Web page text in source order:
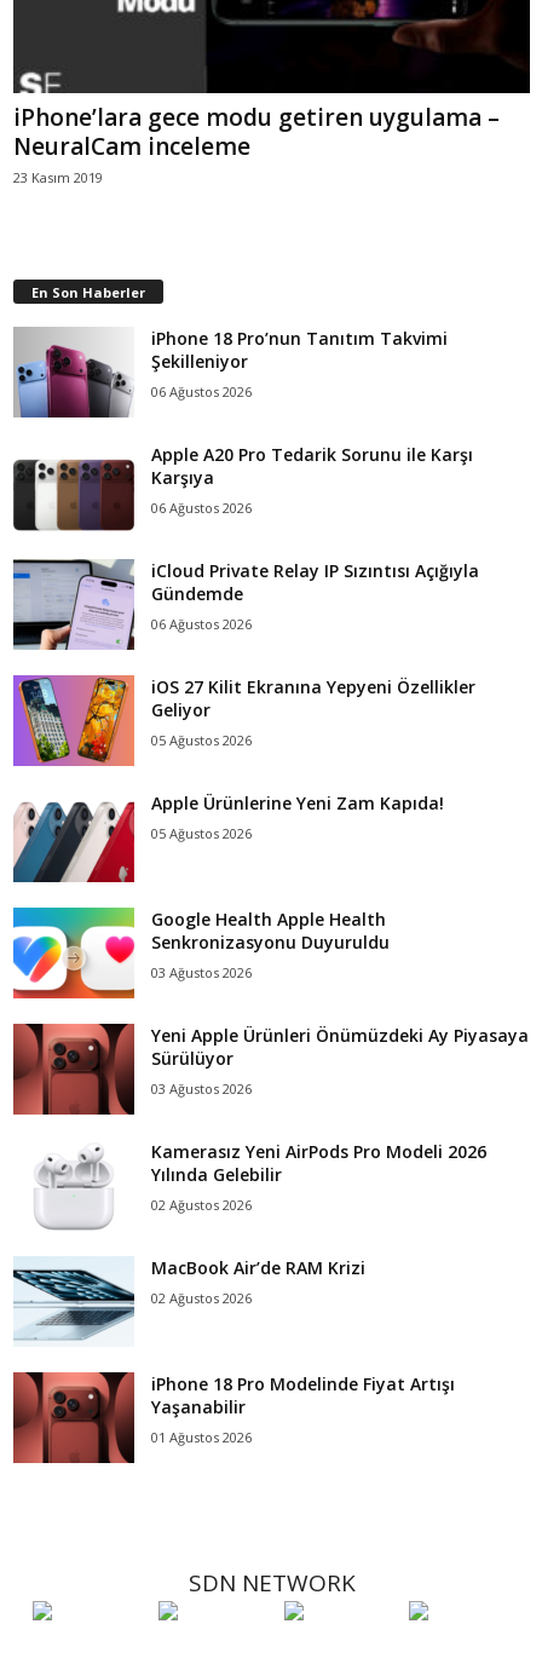
iPhone’lara gece modu getiren uygulama –
NeuralCam inceleme
23 Kasım 2019
En Son Haberler
iPhone 18 Pro’nun Tanıtım Takvimi
Şekilleniyor
06 Ağustos 2026
Apple A20 Pro Tedarik Sorunu ile Karşı
Karşıya
06 Ağustos 2026
iCloud Private Relay IP Sızıntısı Açığıyla
Gündemde
06 Ağustos 2026
iOS 27 Kilit Ekranına Yepyeni Özellikler
Geliyor
05 Ağustos 2026
Apple Ürünlerine Yeni Zam Kapıda!
05 Ağustos 2026
Google Health Apple Health
Senkronizasyonu Duyuruldu
03 Ağustos 2026
Yeni Apple Ürünleri Önümüzdeki Ay Piyasaya
Sürülüyor
03 Ağustos 2026
Kamerasız Yeni AirPods Pro Modeli 2026
Yılında Gelebilir
02 Ağustos 2026
MacBook Air’de RAM Krizi
02 Ağustos 2026
iPhone 18 Pro Modelinde Fiyat Artışı
Yaşanabilir
01 Ağustos 2026
SDN NETWORK